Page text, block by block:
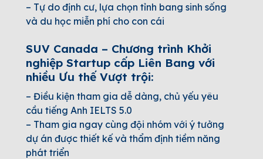
– Tự do định cư, lựa chọn tỉnh bang sinh sống
và du học miễn phí cho con cái
SUV Canada – Chương trình Khởi
nghiệp Startup cấp Liên Bang với
nhiều Ưu thế Vượt trội:
– Điều kiện tham gia dễ dàng, chủ yếu yêu
cầu tiếng Anh IELTS 5.0
– Tham gia ngay cùng đội nhóm với ý tưởng
dự án được thiết kế và thẩm định tiềm năng
phát triển